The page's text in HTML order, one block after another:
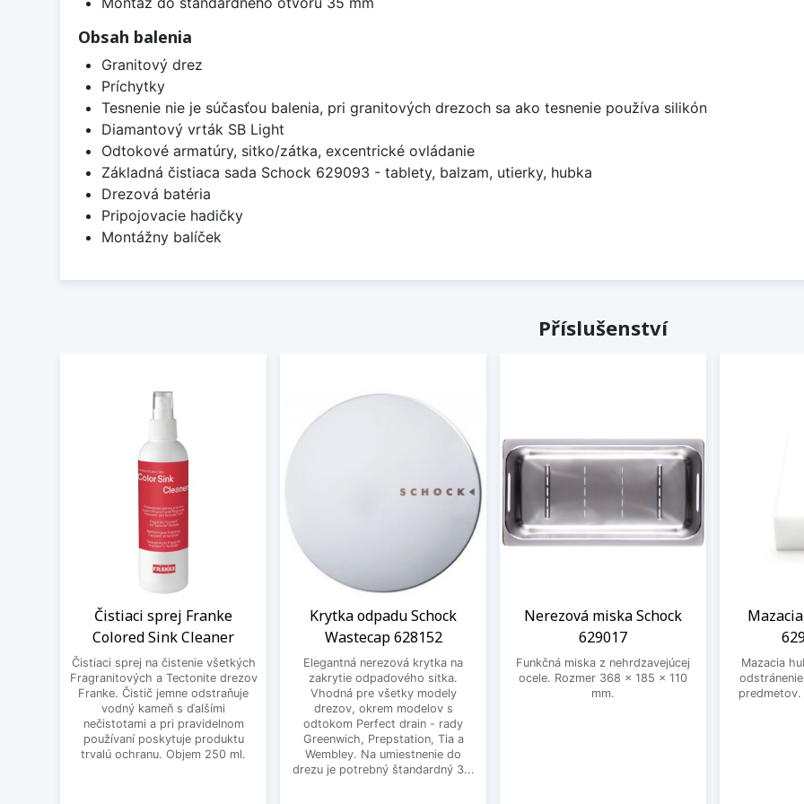
Obsah balenia
Granitový drez
Príchytky
Tesnenie nie je súčasťou balenia, pri granitových drezoch sa ako tesnenie používa silikón
Diamantový vrták SB Light
Odtokové armatúry, sitko/zátka, excentrické ovládanie
Základná čistiaca sada Schock 629093 - tablety, balzam, utierky, hubka
Drezová batéria
Pripojovacie hadičky
Montážny balíček
Příslušenství
Čistiaci sprej Franke
Colored Sink Cleaner
Čistiaci sprej na čistenie všetkých
Fragranitových a Tectonite drezov
Franke. Čistič jemne odstraňuje
vodný kameň s ďalšími
nečistotami a pri pravidelnom
používaní poskytuje produktu
trvalú ochranu. Objem 250 ml.
Krytka odpadu Schock
Wastecap 628152
Elegantná nerezová krytka na
zakrytie odpadového sitka.
Vhodná pre všetky modely
drezov, okrem modelov s
odtokom Perfect drain - rady
Greenwich, Prepstation, Tia a
Wembley. Na umiestnenie do
drezu je potrebný štandardný 3...
Nerezová miska Schock
629017
Funkčná miska z nehrdzavejúcej
ocele. Rozmer 368 x 185 x 110
mm.
Mazacia